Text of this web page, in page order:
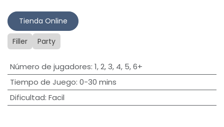
Tienda Online​
Filler Party
Número de jugadores: 1,2,3, 4, 5,6+
Tiempo de Juego: 0-30 mins
Dificultad: Facil